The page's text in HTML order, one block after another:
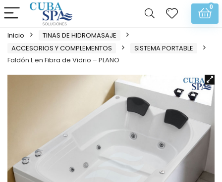
0
Inicio
TINAS DE HIDROMASAJE
ACCESORIOS Y COMPLEMENTOS
SISTEMA PORTABLE
Faldón L en Fibra de Vidrio – PLANO